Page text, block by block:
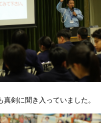
剣に聞き入っていました。